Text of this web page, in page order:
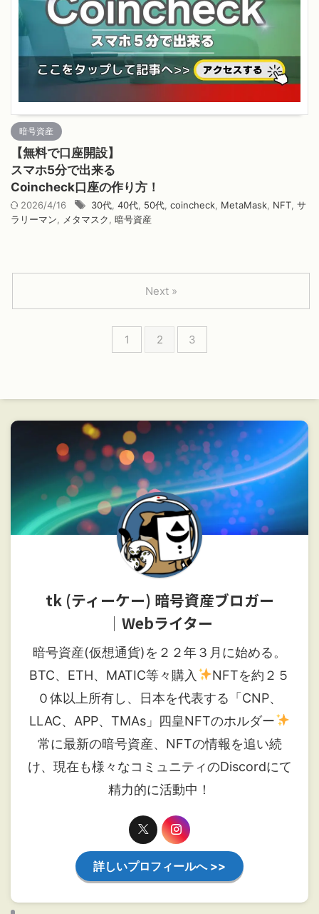
暗号資産
【無料で口座開設】
スマホ5分で出来る
Coincheck口座の作り方！
2026/4/16 30代, 40代, 50代, coincheck, MetaMask, NFT, サ
ラリーマン, メタマスク, 暗号資産
1 2 3
Next »
tk (ティーケー) 暗号資産ブロガー
│Webライター
暗号資産(仮想通貨)を２２年３月に始める。
BTC、ETH、MATIC等々購入
NFTを約２５
０体以上所有し、日本を代表する「CNP、
LLAC、APP、TMAs」四皇NFTのホルダー
常に最新の暗号資産、NFTの情報を追い続
け、現在も様々なコミュニティのDiscordにて
精力的に活動中！
詳しいプロフィールへ >>